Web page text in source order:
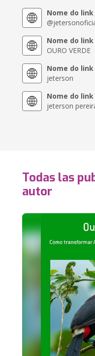
Nome do link
Nome do link
OURO VERDE
Nome do link
jeterson
Nome do link
jeterson
Todas las
autor